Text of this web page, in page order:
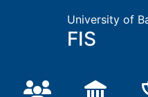
University of
FIS